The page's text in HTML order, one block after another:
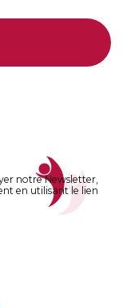
notre Newsletter,
en utilisant le lien